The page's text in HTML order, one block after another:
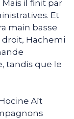
il finit par
Et
main basse
droit, Hachemi
tandis que le
Aït